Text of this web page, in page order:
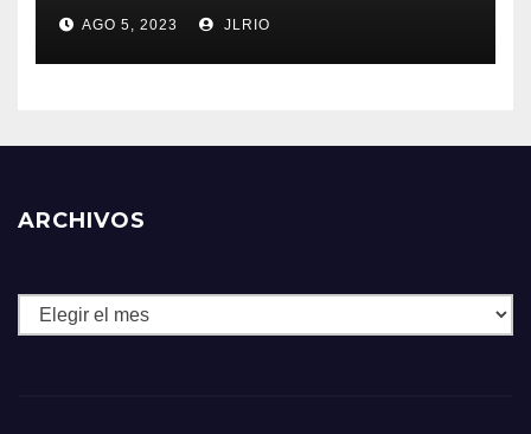
AGO 5, 2023 JLRIO
ARCHIVOS
Archivos